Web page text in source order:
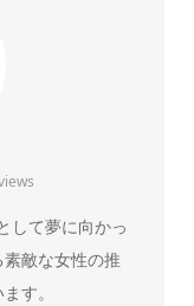
して夢に向かっ
敵な女性の推
す。